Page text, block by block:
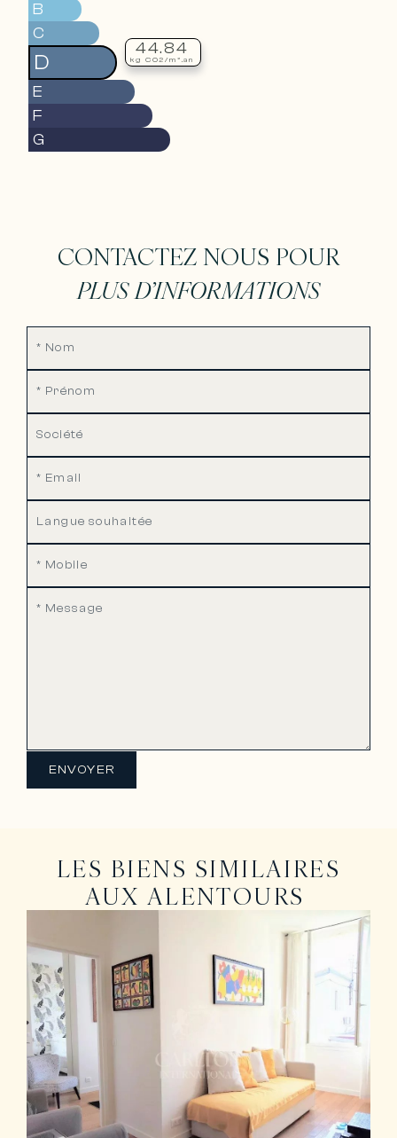
B
C
D
E
F
G
44.84
kg CO2/m².an
CONTACTEZ NOUS POUR
PLUS D’INFORMATIONS
ENVOYER
LES BIENS SIMILAIRES
AUX ALENTOURS